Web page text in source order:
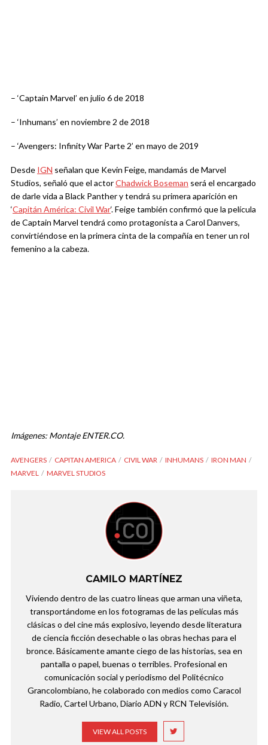
– ‘Captain Marvel’ en julio 6 de 2018
– ‘Inhumans’ en noviembre 2 de 2018
– ‘Avengers: Infinity War Parte 2’ en mayo de 2019
Desde IGN señalan que Kevin Feige, mandamás de Marvel
Studios, señaló que el actorChadwick Boseman será el encargado
de darle vida a Black Panther y tendrá su primera aparición en
‘Capitán América: Civil War‘. Feige también confirmó que la película
de Captain Marvel tendrá como protagonista a Carol Danvers,
convirtiéndose en la primera cinta de la compañía en tener un rol
femenino a la cabeza.
Imágenes: Montaje ENTER.CO.
AVENGERS CAPITAN AMERICA CIVIL WAR INHUMANS
IRON MAN
MARVEL
MARVEL STUDIOS
CAMILO MARTÍNEZ
Viviendo dentro de las cuatro líneas que arman una viñeta,
transportándome en los fotogramas de las películas más
clásicas o del cine más explosivo, leyendo desde literatura
de ciencia ficción desechable o las obras hechas para el
bronce. Básicamente amante ciego de las historias, sea en
pantalla o papel, buenas o terribles. Profesional en
comunicación social y periodismo del Politécnico
Grancolombiano, he colaborado con medios como Caracol
Radio, Cartel Urbano, Diario ADN y RCN Televisión.
VIEW ALL POSTS